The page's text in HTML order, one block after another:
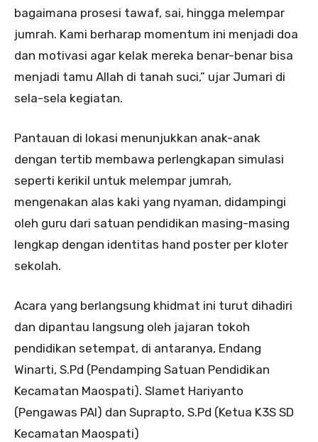
bagaimana prosesi tawaf, sai, hingga melempar
jumrah. Kami berharap momentum ini menjadi doa
dan motivasi agar kelak mereka benar-benar bisa
menjadi tamu Allah di tanah suci,” ujar Jumari di
sela-sela kegiatan.
Pantauan di lokasi menunjukkan anak-anak
dengan tertib membawa perlengkapan simulasi
seperti kerikil untuk melempar jumrah,
mengenakan alas kaki yang nyaman, didampingi
oleh guru dari satuan pendidikan masing-masing
lengkap dengan identitas hand poster per kloter
sekolah.
Acara yang berlangsung khidmat ini turut dihadiri
dan dipantau langsung oleh jajaran tokoh
pendidikan setempat, di antaranya, Endang
Winarti, S.Pd (Pendamping Satuan Pendidikan
Kecamatan Maospati). Slamet Hariyanto
(Pengawas PAI) dan Suprapto, S.Pd (Ketua K3S SD
Kecamatan Maospati)